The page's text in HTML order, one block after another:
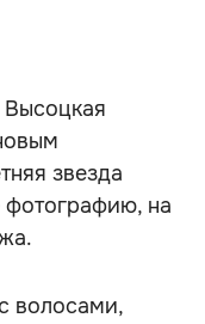
звезда
фотографию, на
волосами,